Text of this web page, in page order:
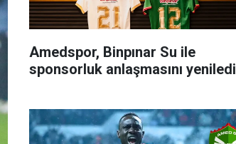
Amedspor, Binpınar Su ile
sponsorluk anlaşmasını yeniledi